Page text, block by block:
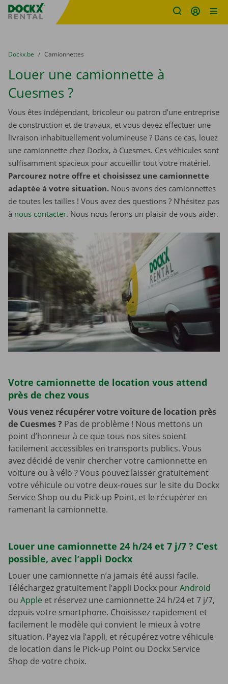
sitename
You are here:
du
Dockx.be to
Camionnettes
Louer une camionnette à
Cuesmes ?
Vous êtes indépendant, bricoleur ou patron d’une entreprise
de construction et de travaux, et vous devez effectuer une
livraison inhabituellement volumineuse ? Dans ce cas, louez
une camionnette chez Dockx, à Cuesmes. Ces véhicules sont
suffisamment spacieux pour accueillir tout votre matériel.
Parcourez notre offre et choisissez une camionnette
adaptée à votre situation. Nous avons des camionnettes
de toutes les tailles ! Vous avez des questions ? N’hésitez pas
à nous contacter. Nous nous ferons un plaisir de vous aider.
Votre camionnette de location vous attend
près de chez vous
Vous venez récupérer votre voiture de location près
de Cuesmes? Pas de problème ! Nous mettons un
point d’honneur à ce que tous nos sites soient
facilement accessibles en transports publics. Vous
avez décidé de venir chercher votre camionnette en
voiture ou à vélo ? Vous pouvez laisser gratuitement
votre véhicule ou votre deux-roues sur le site du Dockx
Service Shop ou du Pick-up Point, et le récupérer en
ramenant la camionnette.
Louer une camionnette 24 h/24 et 7 j/7 ? C’est
possible, avec l’appli Dockx
Louer une camionnette n’a jamais été aussi facile.
Téléchargez gratuitement l’appli Dockx pourAndroid
ou Apple et réservez une camionnette 24 h/24 et 7 j/7,
depuis votre smartphone. Choisissez rapidement et
facilement le modèle qui convient le mieux à votre
situation. Payez via l’appli, et récupérez votre véhicule
de location dans le Pick-up Point ou Dockx Service
Shop de votre choix.